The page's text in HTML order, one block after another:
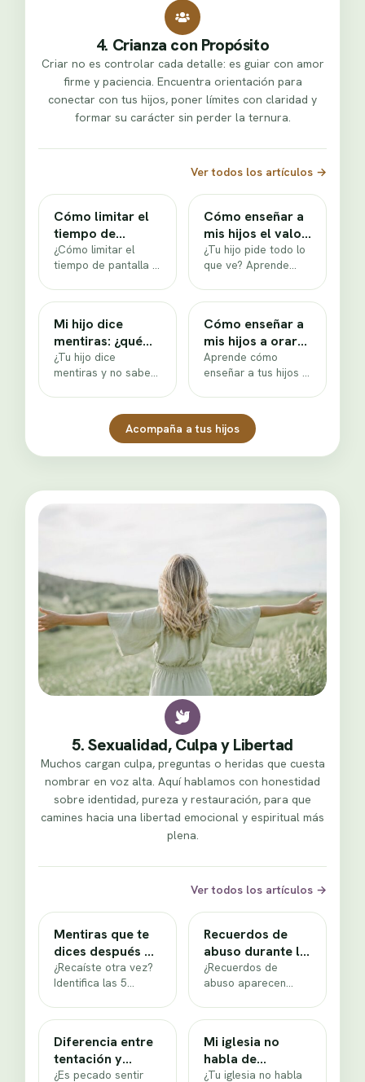
4. Crianza con Propósito
Criar no es controlar cada detalle: es guiar con amor
firme y paciencia. Encuentra orientación para
conectar con tus hijos, poner límites con claridad y
formar su carácter sin perder la ternura.
Ver todos los artículos →
Cómo limitar el
tiempo de
pantalla a los
niños en 7 días
¿Cómo limitar el
tiempo de pantalla a
Cómo enseñar a
mis hijos el valor
del dinero
¿Tu hijo pide todo lo
que ve? Aprende
Mi hijo dice
mentiras: ¿qué
hago para que
diga la verdad?
¿Tu hijo dice
mentiras y no sabes
según su edad…
Cómo enseñar a
mis hijos a orar
según su edad
Aprende cómo
enseñar a tus hijos a
modelo y guiones…
Acompaña a tus hijos
5. Sexualidad, Culpa y Libertad
Muchos cargan culpa, preguntas o heridas que cuesta
nombrar en voz alta. Aquí hablamos con honestidad
sobre identidad, pureza y restauración, para que
camines hacia una libertad emocional y espiritual más
plena.
Ver todos los artículos →
Mentiras que te
dices después de
recaer: 5
verdades
¿Recaíste otra vez?
Identifica las 5
la…
Recuerdos de
abuso durante la
intimidad: ¿qué
hacer?
¿Recuerdos de
abuso aparecen
sin culpa, qué…
Diferencia entre
tentación y
pecado sexual
¿Es pecado sentir
Mi iglesia no
habla de
sexualidad: ¿qué
¿Tu iglesia no habla